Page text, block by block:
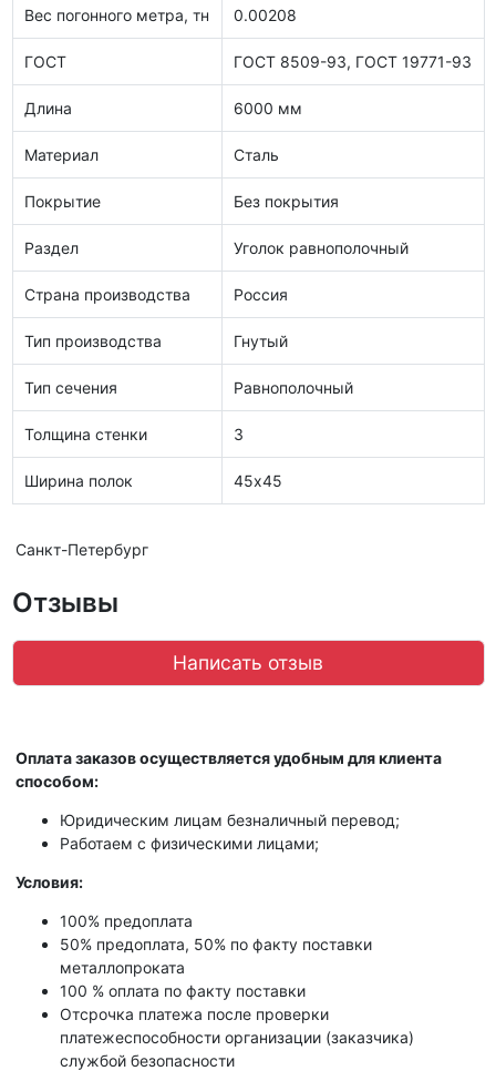
Вес погонного метра, тн 0.00208
ГОСТ ГОСТ 8509-93, ГОСТ 19771-93
Длина 6000 мм
Материал Сталь
Покрытие Без покрытия
Раздел Уголок равнополочный
Страна производства Россия
Тип производства Гнутый
Тип сечения Равнополочный
Толщина стенки 3
Ширина полок 45х45
Санкт-Петербург
Отзывы
Написать отзыв
Оплата заказов осуществляется удобным для клиента
способом:
Юридическим лицам безналичный перевод;
Работаем с физическими лицами;
Условия:
100% предоплата
50% предоплата, 50% по факту поставки
металлопроката
100 % оплата по факту поставки
Отсрочка платежа после проверки
платежеспособности организации (заказчика)
службой безопасности